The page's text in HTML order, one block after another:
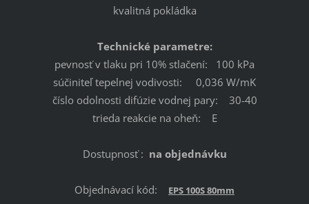
kvalitná pokládka
Technické parametre:
pevnosť v tlaku pri 10% stlačení: 100 kPa
súčiniteľ tepelnej vodivosti: 0,036 W/mK
číslo odolnosti difúzie vodnej pary: 30-40
trieda reakcie na oheň: E
Dostupnosť : na objednávku
Objednávací kód: EPS 100S 80mm